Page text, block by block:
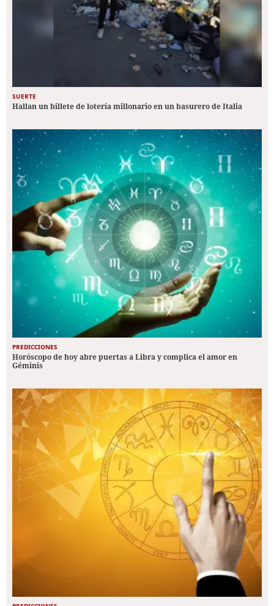
SUERTE
Hallan un billete de lotería millonario en un basurero de Italia
PREDICCIONES
Horóscopo de hoy abre puertas a Libra y complica el amor en
Géminis